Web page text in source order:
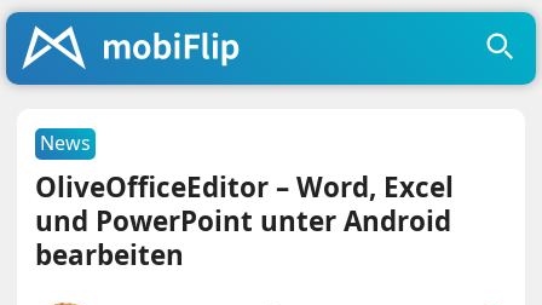
News
OliveOfficeEditor – Word, Excel
und PowerPoint unter Android
bearbeiten